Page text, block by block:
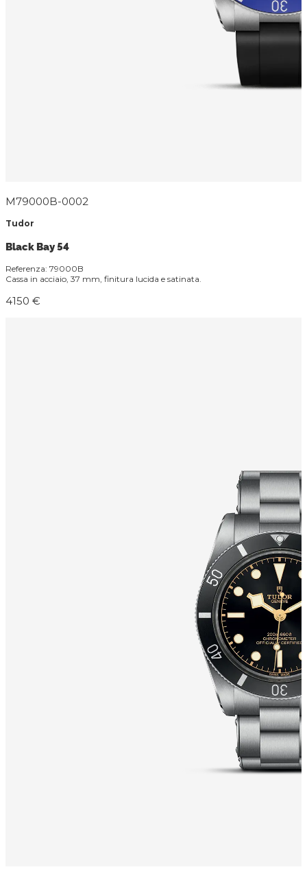
M79000B-0002
Tudor
Black Bay 54
Referenza: 79000B
Cassa in acciaio, 37 mm, finitura lucida e satinata.
4150 €